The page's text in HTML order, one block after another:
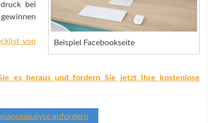
Beispiel Facebookseite
bei
von
es heraus und fordern Sie jetzt Ihre kostenlose
anfordern